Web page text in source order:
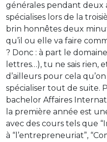
générales pendant deux
spécialises lors de la
brin honnêtes deux
qu’il ou elle va faire
? Donc : à part le
lettres…), tu ne sais rien,
d’ailleurs pour cela
spécialiser tout de suite.
bachelor Affaires
la première année est
avec des cours tels que
à “l’entrepreneuriat”,